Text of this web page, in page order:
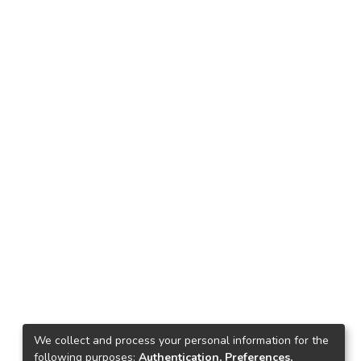
We collect and process your personal information for the
following purposes: Authentication, Preferences,